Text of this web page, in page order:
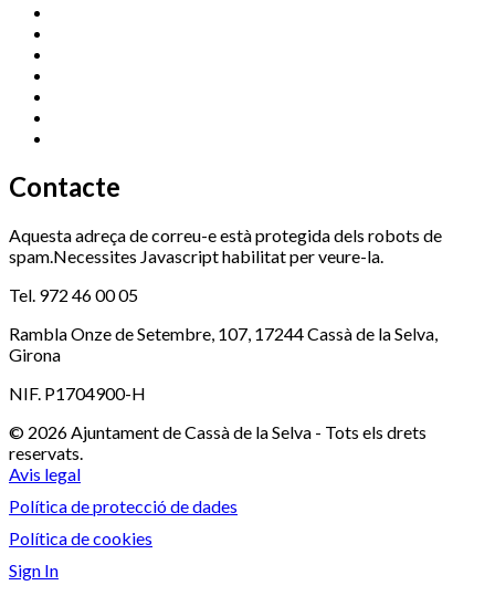
Contacte
Aquesta adreça de correu-e està protegida dels robots de
spam.Necessites Javascript habilitat per veure-la.
Tel. 972 46 00 05
Rambla Onze de Setembre, 107, 17244 Cassà de la Selva,
Girona
NIF. P1704900-H
© 2026 Ajuntament de Cassà de la Selva - Tots els drets
reservats.
Avis legal
Política de protecció de dades
Política de cookies
Sign In